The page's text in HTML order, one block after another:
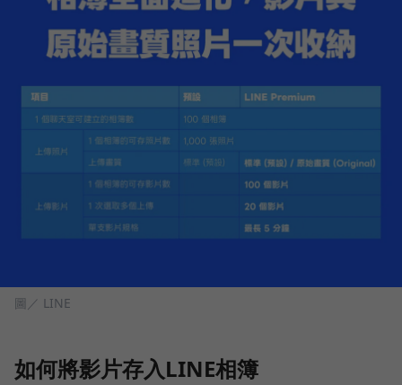
圖／ LINE
如何將影片存入LINE相簿